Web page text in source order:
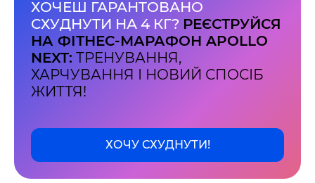
ХОЧЕШ ГАРАНТОВАНО
СХУДНУТИ НА 4 КГ? РЕЄСТРУЙСЯ
НА ФІТНЕС-МАРАФОН APOLLO
NEXT: ТРЕНУВАННЯ,
ХАРЧУВАННЯ І НОВИЙ СПОСІБ
ЖИТТЯ!
ХОЧУ СХУДНУТИ!